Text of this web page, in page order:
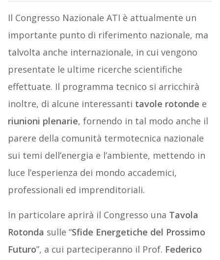
Il Congresso Nazionale ATI è attualmente un
importante punto di riferimento nazionale, ma
talvolta anche internazionale, in cui vengono
presentate le ultime ricerche scientifiche
effettuate. Il programma tecnico si arricchirà
inoltre, di alcune interessanti tavole rotonde e
riunioni plenarie, fornendo in tal modo anche il
parere della comunità termotecnica nazionale
sui temi dell’energia e l’ambiente, mettendo in
luce l’esperienza dei mondo accademici,
professionali ed imprenditoriali.
In particolare aprirà il Congresso una Tavola
Rotonda sulle “Sfide Energetiche del Prossimo
Futuro”, a cui parteciperanno il Prof. Federico